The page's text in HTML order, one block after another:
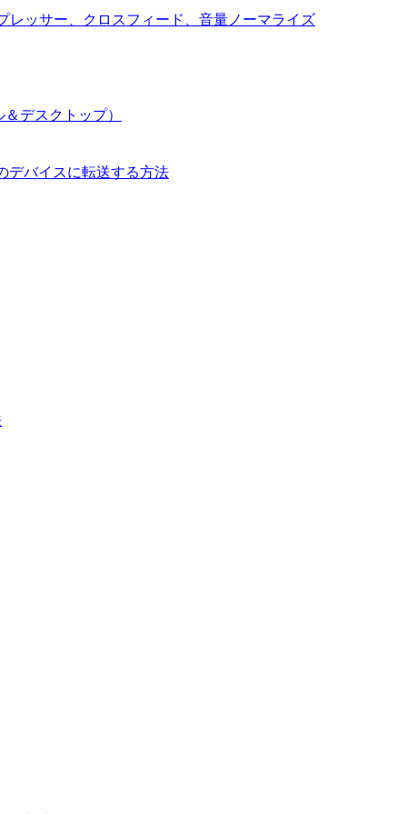
レッサー、クロスフィード、音量ノーマライズ
デスクトップ）
デバイスに転送する方法